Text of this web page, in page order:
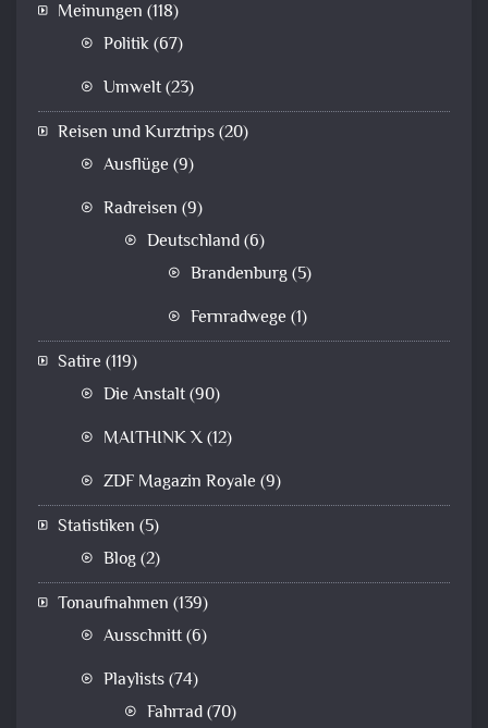
Meinungen (118)
Politik(67)
Umwelt(23)
Reisen und Kurztrips(20)
Ausflüge (9)
Radreisen (9)
Deutschland(6)
Brandenburg(5)
Fernradwege (1)
Satire (119)
Die Anstalt(90)
MAITHINK X(12)
ZDF Magazin Royale (9)
Statistiken (5)
Blog(2)
Tonaufnahmen (139)
Ausschnitt(6)
Playlists(74)
Fahrrad(70)